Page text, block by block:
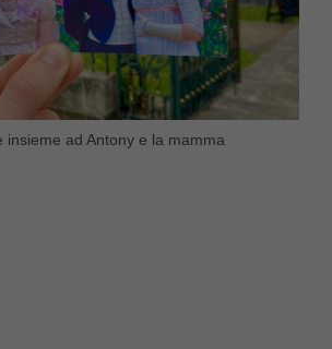
insieme ad Antony e la mamma